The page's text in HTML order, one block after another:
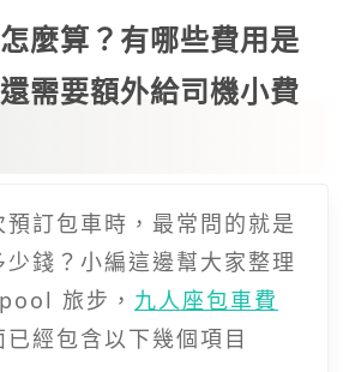
麼算？有哪些費用是
需要額外給司機小費
訂包車時，最常問的就是
錢？小編這邊幫大家整理
旅步， 九人座包車費
經包含以下幾個項目